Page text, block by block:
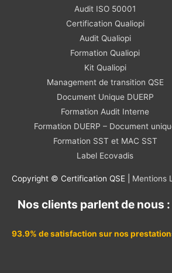
Audit ISO 50001
Certification Qualiopi
Audit Qualiopi
Formation Qualiopi
Kit Qualiopi
Management de transition QSE
Document Unique DUERP
Formation Audit Interne
Formation DUERP – Document
Formation SST et MAC SST
Label Ecovadis
Copyright © Certification QSE | Mentions
Nos clients parlent de nous :
93.9% de satisfaction sur nos